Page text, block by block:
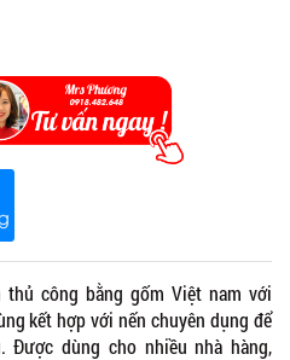
công bằng gốm Việt nam với
kết hợp với nến chuyên dụng để
Được dùng cho nhiều nhà hàng,